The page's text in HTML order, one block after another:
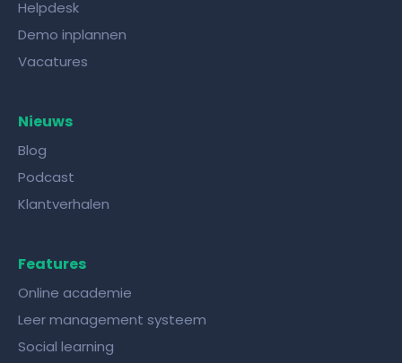
Helpdesk
Demo inplannen
Vacatures
Nieuws
Blog
Podcast
Klantverhalen
Features
Online academie
Leer management systeem
Social learning